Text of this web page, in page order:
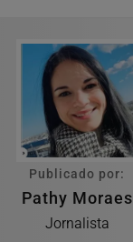
Publicado por:
Pathy Moraes
Jornalista